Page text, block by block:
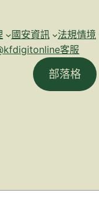
國安資訊 法規情境
客服
部落格